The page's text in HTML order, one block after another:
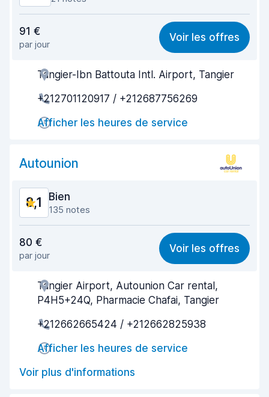
8,1
Recherche facile 8,3
Agent serviable
Prise en charge rapide
Restitution rapide
8,0
91 €
par jour
Voir les offres
Tangier-Ibn Battouta Intl. Airport, Tangier
+212701120917 / +212687756269
Afficher les heures de service
Autounion
8,1 Bien
135 notes
7,9
Recherche facile 7,9
Agent serviable
Propreté de la voiture
80 €
par jour
Voir les offres
Tangier Airport, Autounion Car rental,
P4H5+24Q, Pharmacie Chafai, Tangier
+212662665424 / +212662825938
Afficher les heures de service
Voir plus d'informations